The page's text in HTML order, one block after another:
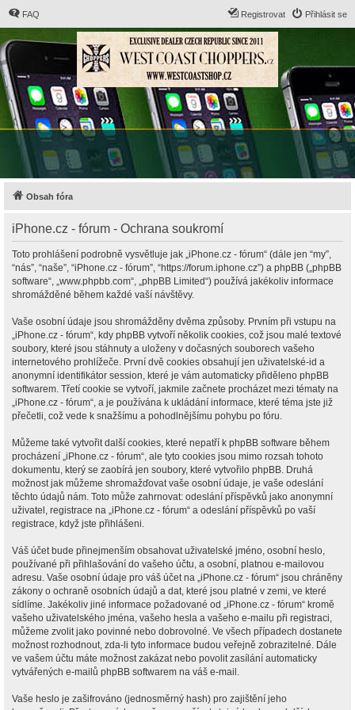
FAQ Přihlásit se
Registrovat
Obsah fóra
iPhone.cz - fórum - Ochrana soukromí
Toto prohlášení podrobně vysvětluje jak „iPhone.cz - fórum“ (dále jen “my”,
“nás”, “naše”, “iPhone.cz - fórum”, “https://forum.iphone.cz”) a phpBB („phpBB
software“, „www.phpbb.com“, „phpBB Limited“) používá jakékoliv informace
shromážděné během každé vaší návštěvy.
Vaše osobní údaje jsou shromážděny dvěma způsoby. Prvním při vstupu na
„iPhone.cz - fórum“, kdy phpBB vytvoří několik cookies, což jsou malé textové
soubory, které jsou stáhnuty a uloženy v dočasných souborech vašeho
internetového prohlížeče. První dvě cookies obsahují jen uživatelské-id a
anonymní identifikátor session, které je vám automaticky přiděleno phpBB
softwarem. Třetí cookie se vytvoří, jakmile začnete procházet mezi tématy na
„iPhone.cz - fórum“, a je používána k ukládání informace, které téma jste již
přečetli, což vede k snažšímu a pohodlnějšímu pohybu po fóru.
Můžeme také vytvořit další cookies, které nepatří k phpBB software během
procházení „iPhone.cz - fórum“, ale tyto cookies jsou mimo rozsah tohoto
dokumentu, který se zaobírá jen soubory, které vytvořilo phpBB. Druhá
možnost jak můžeme shromažďovat vaše osobní údaje, je vaše odeslání
těchto údajů nám. Toto může zahrnovat: odeslání příspěvků jako anonymní
uživatel, registrace na „iPhone.cz - fórum“ a odeslání příspěvků po vaší
registrace, když jste přihlášeni.
Váš účet bude přinejmenším obsahovat uživatelské jméno, osobní heslo,
používané při přihlašování do vašeho účtu, a osobní, platnou e-mailovou
adresu. Vaše osobní údaje pro váš účet na „iPhone.cz - fórum“ jsou chráněny
zákony o ochraně osobních údajů a dat, které jsou platné v zemi, ve které
sídlíme. Jakékoliv jiné informace požadované od „iPhone.cz - fórum“ kromě
vašeho uživatelského jména, vašeho hesla a vašeho e-mailu při registraci,
můžeme zvolit jako povinné nebo dobrovolné. Ve všech případech dostanete
možnost rozhodnout, zda-li tyto informace budou veřejně zobrazitelné. Dále
ve vašem účtu máte možnost zakázat nebo povolit zasílání automaticky
vytvářených e-mailů phpBB softwarem na váš e-mail.
Vaše heslo je zašifrováno (jednosměrný hash) pro zajištění jeho